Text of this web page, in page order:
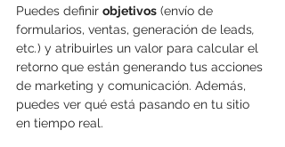
Puedes definir objetivos (envío de
formularios, ventas, generación de leads,
etc.) y atribuirles un valor para calcular el
retorno que están generando tus acciones
de marketing y comunicación. Además,
puedes ver qué está pasando en tu sitio
en tiempo real.